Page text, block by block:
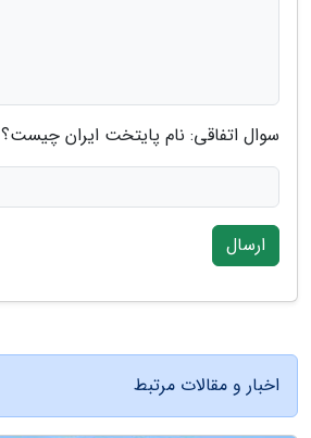
سوال اتفاقی: نام پایتخت ایران چیست؟
ارسال
اخبار و مقالات مرتبط